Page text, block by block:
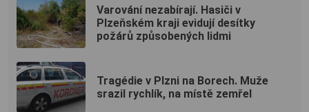
Varování nezabírají. Hasiči v
Plzeňském kraji evidují desítky
požárů způsobených lidmi
Tragédie v Plzni na Borech. Muže
srazil rychlík, na místě zemřel